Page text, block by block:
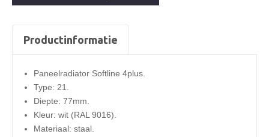
softline
673watt
Productinformatie
Paneelradiator Softline 4plus.
Type: 21.
Diepte: 77mm.
Kleur: wit (RAL 9016).
Materiaal: staal.